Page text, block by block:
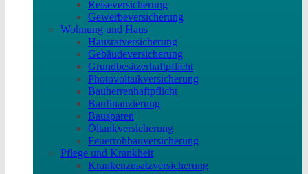
Reiseversicherung
Gewerbeversicherung
Wohnung und Haus
Hausratversicherung
Gebäudeversicherung
Grundbesitzerhaftpflicht
Photovoltaikversicherung
Bauherrenhaftpflicht
Baufinanzierung
Bausparen
Öltankversicherung
Feuerrohbauversicherung
Pflege und Krankheit
Krankenzusatzversicherung